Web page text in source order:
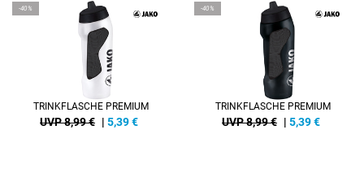
-40%
TRINKFLASCHE PREMIUM
UVP 8,99 € | 5,39€
-40%
TRINKFLASCHE PREMIUM
UVP 8,99 € | 5,39€